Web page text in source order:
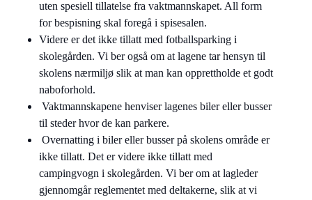
uten spesiell tillatelse fra vaktmannskapet. All form
for bespisning skal foregå i spisesalen.
Videre er det ikke tillatt med fotballsparking i
skolegården. Vi ber også om at lagene tar hensyn til
skolens nærmiljø slik at man kan opprettholde et godt
naboforhold.
Vaktmannskapene henviser lagenes biler eller busser
til steder hvor de kan parkere.
Overnatting i biler eller busser på skolens område er
ikke tillatt. Det er videre ikke tillatt med
campingvogn i skolegården. Vi ber om at lagleder
gjennomgår reglementet med deltakerne, slik at vi